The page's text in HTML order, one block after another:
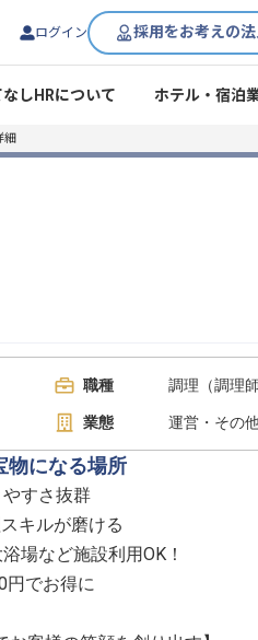
ログイン 採用をお考えの
なしHRについて ホテル・宿泊
細
職種 調理（調理
業態 運営・その
物になる場所
すさ抜群
キルが磨ける
場など施設利用OK！
円でお得に